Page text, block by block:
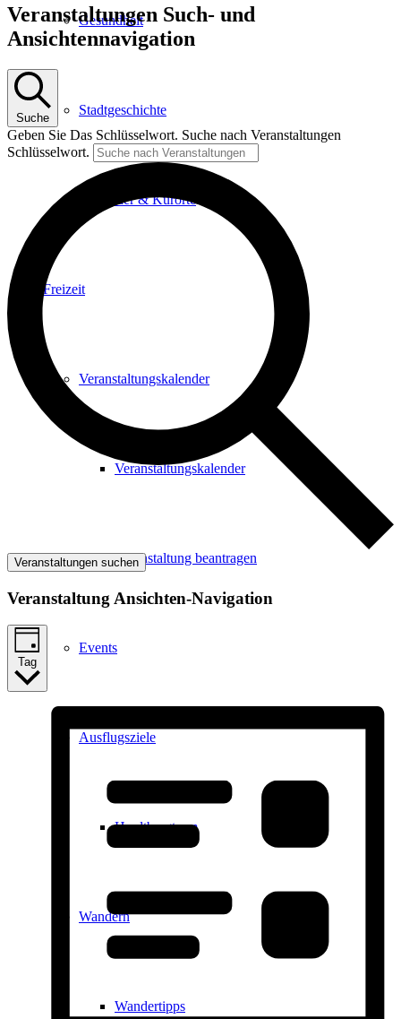
Gesundheit
Stadtgeschichte
Heilbäder & Kurorte
Freizeit
Veranstaltungskalender
Veranstaltungskalender
Veranstaltung beantragen
Events
Ausflugsziele
Hardtbergturm
Wandern
Wandertipps
Veranstaltungen
für
Juni
2025
Veranstaltungen Such- und
Ansichtennavigation
Suche
Geben Sie Das Schlüsselwort. Suche nach Veranstaltungen
Schlüsselwort.
Veranstaltungen suchen
Veranstaltung Ansichten-Navigation
Tag